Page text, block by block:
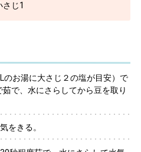
）9:00〜12:30
さじ1
のお湯に大さじ２の塩が目安）で
で、水にさらしてから豆を取り
をきる。